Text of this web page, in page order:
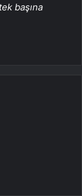
başına